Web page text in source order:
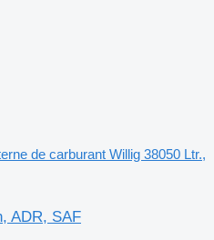
de carburant Willig 38050 Ltr.,
ADR, SAF